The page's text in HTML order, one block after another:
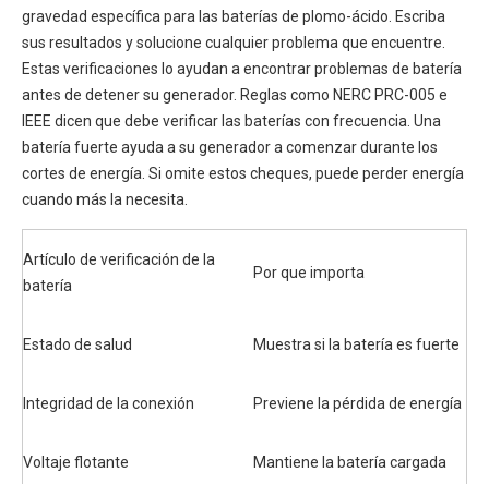
gravedad específica para las baterías de plomo-ácido. Escriba
sus resultados y solucione cualquier problema que encuentre.
Estas verificaciones lo ayudan a encontrar problemas de batería
antes de detener su generador. Reglas como NERC PRC-005 e
IEEE dicen que debe verificar las baterías con frecuencia. Una
batería fuerte ayuda a su generador a comenzar durante los
cortes de energía. Si omite estos cheques, puede perder energía
cuando más la necesita.
Artículo de verificación de la
batería
Por que importa
Estado de salud Muestra si la batería es fuerte
Integridad de la conexión Previene la pérdida de energía
Voltaje flotante Mantiene la batería cargada